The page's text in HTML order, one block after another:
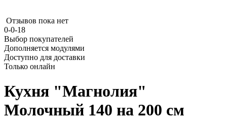
Отзывов пока нет
0-0-18
Выбор покупателей
Дополняется модулями
Доступно для доставки
Только онлайн
Кухня "Магнолия"
Молочный 140 на 200 см